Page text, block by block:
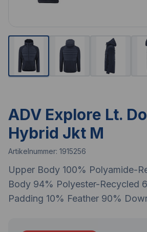
ADV Explore Lt.
Hybrid Jkt M
Artikelnummer: 1915256
Upper Body 100% Polyamide-
Body 94% Polyester-Recycled
Padding 10% Feather 90%